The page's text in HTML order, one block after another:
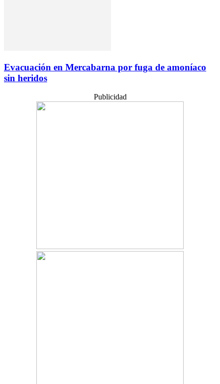
Evacuación en Mercabarna por fuga de amoníaco
sin heridos
Publicidad